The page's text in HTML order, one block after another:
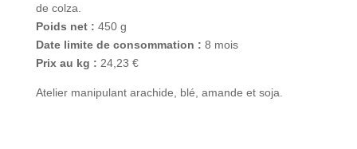
de colza.
Poids net : 450 g
Date limite de consommation : 8 mois
Prix au kg : 24,23 €
Atelier manipulant arachide, blé, amande et soja.